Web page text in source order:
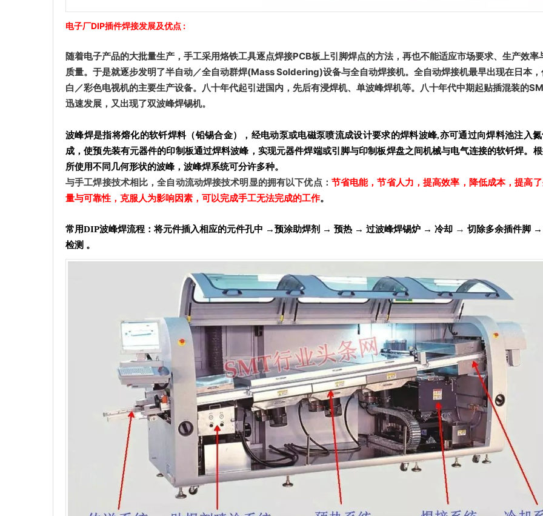
电子厂DIP插件焊接发展及优点 :
随着电子产品的大批量生产，手工采用烙铁工具逐点焊接PCB板上引脚焊点的方法，再也不能适应市场要求、生产效率
质量。于是就逐步发明了半自动／全自动群焊(Mass Soldering)设备与全自动焊接机。全自动焊接机最早出现在日本
白／彩色电视机的主要生产设备。八十年代起引进国内，先后有浸焊机、单波峰焊机等。八十年代中期起贴插混装的
迅速发展，又出现了双波峰焊锡机。
波峰焊是指将熔化的软钎焊料（铅锡合金），经电动泵或电磁泵喷流成设计要求的焊料波峰,亦可通过向焊料池注入
成，使预先装有元器件的印制板通过焊料波峰，实现元器件焊端或引脚与印制板焊盘之间机械与电气连接的软钎焊。
所使用不同几何形状的波峰，波峰焊系统可分许多种。
与手工焊接技术相比，全自动流动焊接技术明显的拥有以下优点： 节省电能，节省人力，提高效率，降低成本，提高
量与可靠性，克服人为影响因素，可以完成手工无法完成的工作。
常用DIP波峰焊流程：将元件插入相应的元件孔中 →预涂助焊剂 → 预热 → 过波峰焊锡炉 → 冷却 → 切除多余插件脚
检测 。